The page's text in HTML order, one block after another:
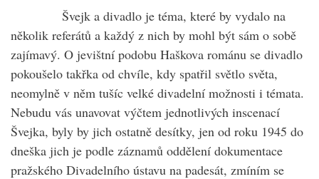
Švejk a divadlo je téma, které by vydalo na
několik referátů a každý z nich by mohl být sám o sobě
zajímavý. O jevištní podobu Haškova románu se divadlo
pokoušelo takřka od chvíle, kdy spatřil světlo světa,
neomylně v něm tušíc velké divadelní možnosti i témata.
Nebudu vás unavovat výčtem jednotlivých inscenací
Švejka, byly by jich ostatně desítky, jen od roku 1945 do
dneška jich je podle záznamů oddělení dokumentace
pražského Divadelního ústavu na padesát, zmíním se